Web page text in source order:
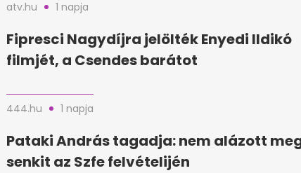
atv.hu 1 napja
Fipresci Nagydíjra jelölték Enyedi Ildikó
filmjét, a Csendes barátot
444.hu 1 napja
Pataki András tagadja: nem alázott
senkit az Szfe felvételijén